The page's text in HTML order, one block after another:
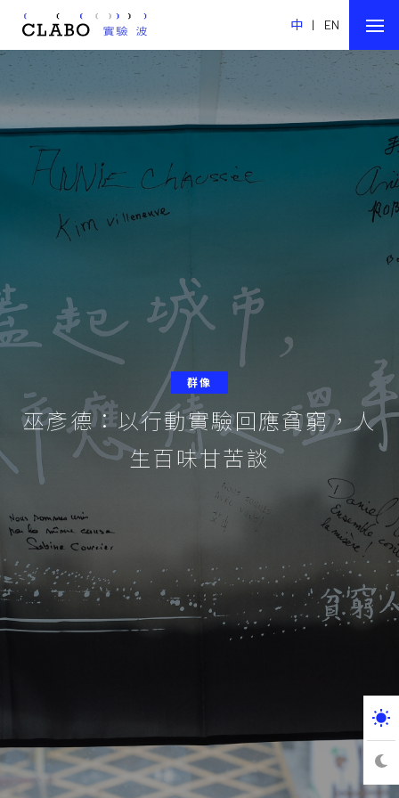
中 | EN
群像
巫彥德：以行動實驗回應貧窮，人
生百味甘苦談